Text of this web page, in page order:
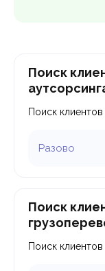
Поиск
Поиск клиентов
Поиск
Поиск клиентов